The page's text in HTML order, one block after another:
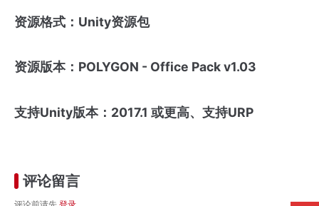
资源格式：Unity资源包
资源版本：POLYGON - Office Pack v1.03
支持Unity版本：2017.1 或更高、支持URP
评论留言